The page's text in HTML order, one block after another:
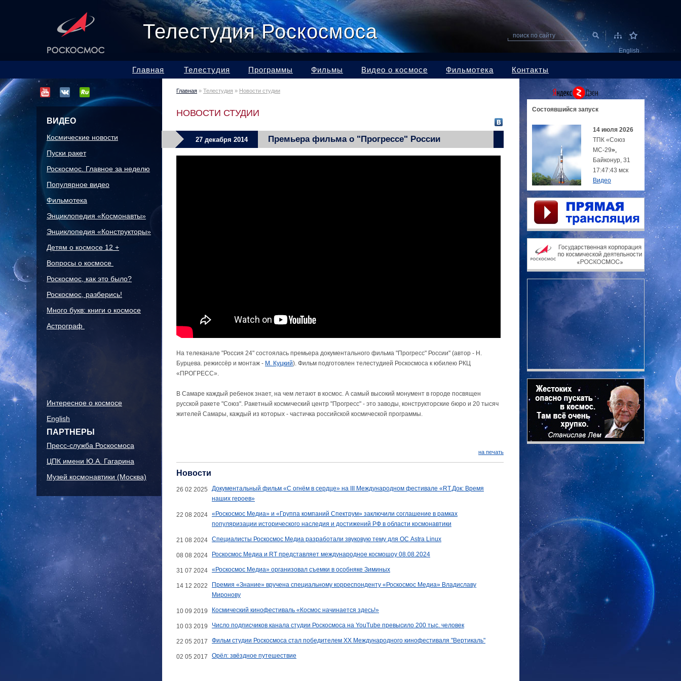
Телестудия Роскосмоса поиск по сайту
English
Главная Телестудия Программы Фильмы Видео о космосе Фильмотека Контакты
ВИДЕО
Космические новости
Пуски ракет
Роскосмос. Главное за неделю
Популярное видео
Фильмотека
Энциклопедия «Космонавты»
Энциклопедия «Конструкторы»
Детям о космосе 12 +
Вопросы о космосе
Роскосмос, как это было?
Роскосмос, разберись!
Много букв: книги о космосе
Астрограф
Интересное о космосе
English
ПАРТНЕРЫ
Пресс-служба Роскосмоса
ЦПК имени Ю.А. Гагарина
Музей космонавтики (Москва)
Главная » Телестудия » Новости студии
НОВОСТИ СТУДИИ
27 декабря 2014 Премьера фильма о "Прогрессе" России
На телеканале "Россия 24" состоялась премьера документального фильма "Прогресс" России" (автор - Н.
Бурцева. режиссёр и монтаж - М. Куцкий). Фильм подготовлен телестудией Роскосмоса к юбилею РКЦ
«ПРОГРЕСС».
В Самаре каждый ребенок знает, на чем летают в космос. А самый высокий монумент в городе посвящен
русской ракете "Союз". Ракетный космический центр "Прогресс" - это заводы, конструкторские бюро и 20 тысяч
жителей Самары, каждый из которых - частичка российской космической программы.
на печать
Новости
26 02 2025
Документальный фильм «С огнём в сердце» на III Международном фестивале «RТ.Док: Время
наших героев»
22 08 2024 «Роскосмос Медиа» и «Группа компаний Спектрум» заключили соглашение в рамках
популяризации исторического наследия и достижений РФ в области космонавтики
21 08 2024 Специалисты Роскосмос Медиа разработали звуковую тему для ОС Astra Linux
08 08 2024 Роскосмос Медиа и RT представляет международное космошоу 08.08.2024
31 07 2024 «Роскосмос Медиа» организовал съемки в особняке Зиминых
14 12 2022
Премия «Знание» вручена специальному корреспонденту «Роскосмос Медиа» Владиславу
Миронову
10 09 2019 Космический кинофестиваль «Космос начинается здесь!»
10 03 2019 Число подписчиков канала студии Роскосмоса на YouTube превысило 200 тыс. человек
22 05 2017 Фильм студии Роскосмоса стал победителем XХ Международного кинофестиваля "Вертикаль"
02 05 2017 Орёл: звёздное путешествие
Состоявшийся запуск
14 июля 2026
ТПК «Союз
МС-29»,
Байконур, 31
17:47:43 мск
Видео